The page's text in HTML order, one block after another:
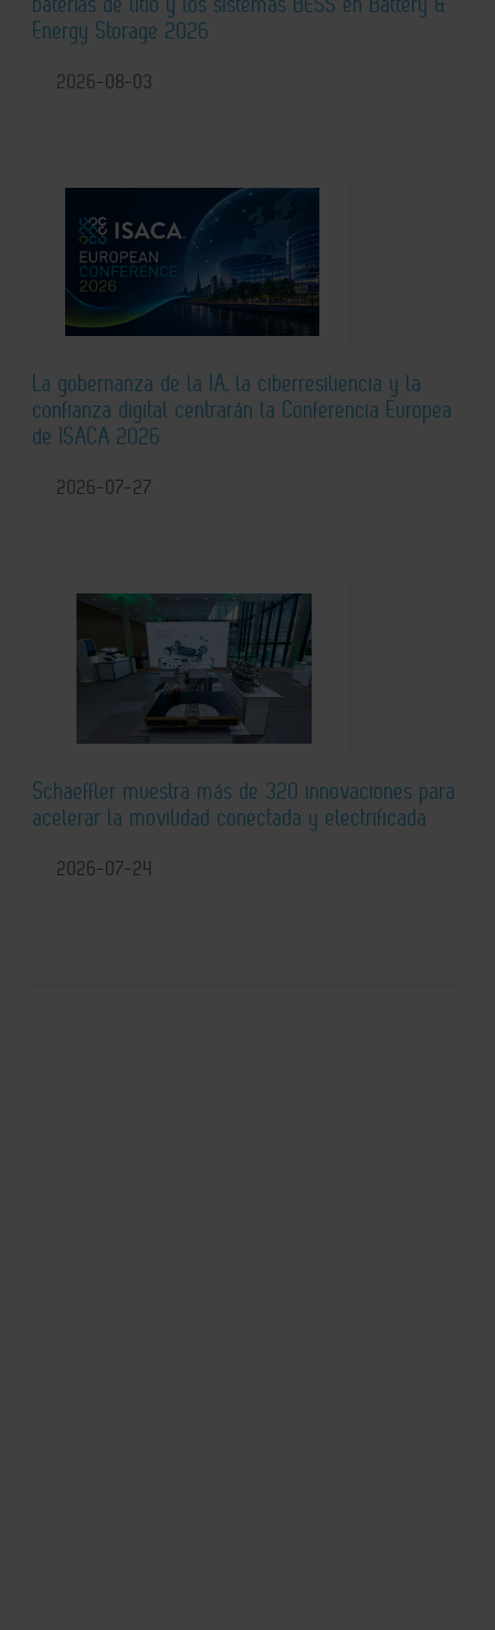
Energy Storage 2026
2026-08-03
La gobernanza de la IA, la ciberresiliencia y la
confianza digital centrarán la Conferencia Europea
de ISACA 2026
2026-07-27
Schaeffler muestra más de 320 innovaciones para
acelerar la movilidad conectada y electrificada
2026-07-24